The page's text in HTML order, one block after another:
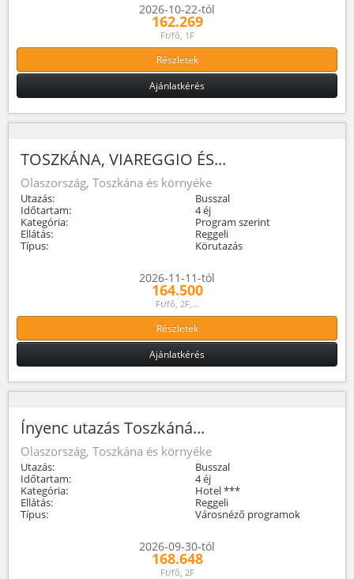
2026-10-22-tól
162.269
Ft/fő, 1F
Részletek
Ajánlatkérés
TOSZKÁNA, VIAREGGIO ÉS...
Olaszország, Toszkána és környéke
Utazás:
Busszal
Időtartam:
4 éj
Kategória:
Program szerint
Ellátás:
Reggeli
Típus:
Körutazás
2026-11-11-tól
164.500
Ft/fő, 2F,...
Részletek
Ajánlatkérés
Ínyenc utazás Toszkáná...
Olaszország, Toszkána és környéke
Utazás:
Busszal
Időtartam:
4 éj
Kategória:
Hotel ***
Ellátás:
Reggeli
Típus:
Városnéző programok
2026-09-30-tól
168.648
Ft/fő, 2F